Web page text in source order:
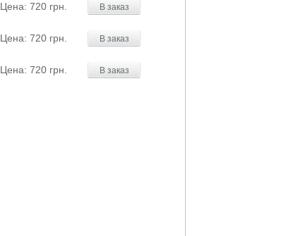
Цена: 720 грн. В заказ
Цена: 720 грн. В заказ
Цена: 720 грн. В заказ